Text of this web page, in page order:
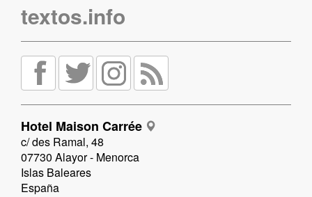
textos.info
Hotel Maison Carrée
c/ des Ramal, 48
07730 Alayor - Menorca
Islas Baleares
España